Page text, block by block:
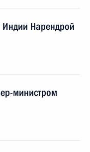
Индии Нарендрой
министром